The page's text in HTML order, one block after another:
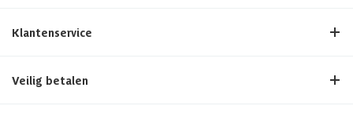
Klantenservice
Veilig betalen